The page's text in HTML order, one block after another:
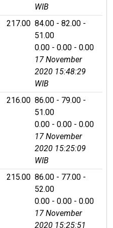
WIB
217.00 84.00 - 82.00 -
51.00
0.00 - 0.00 - 0.00
17 November
2020 15:48:29
WIB
216.00 86.00 - 79.00 -
51.00
0.00 - 0.00 - 0.00
17 November
2020 15:25:09
WIB
215.00 86.00 - 77.00 -
52.00
0.00 - 0.00 - 0.00
17 November
2020 15:25:51